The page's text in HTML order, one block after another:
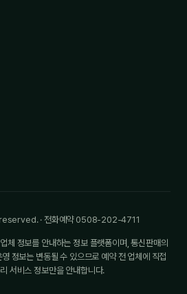
· 전화예약 0508-202-4711
체 정보를 안내하는 정보 플랫폼이며, 통신판매의
정보는 변동될 수 있으므로 예약 전 업체에 직접
서비스 정보만을 안내합니다.